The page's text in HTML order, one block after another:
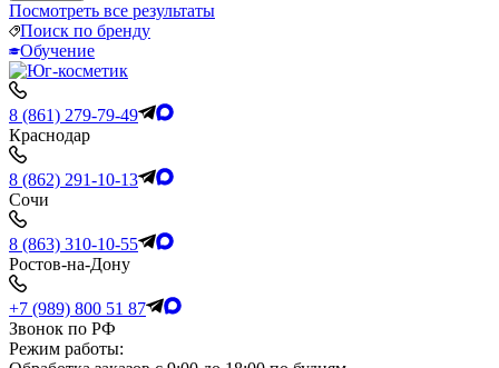
Посмотреть все результаты
Поиск по бренду
Обучение
8 (861) 279-79-49
Краснодар
8 (862) 291-10-13
Сочи
8 (863) 310-10-55
Ростов-на-Дону
+7 (989) 800 51 87
Звонок по РФ
Режим работы: